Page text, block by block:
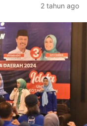
2 tahun ago